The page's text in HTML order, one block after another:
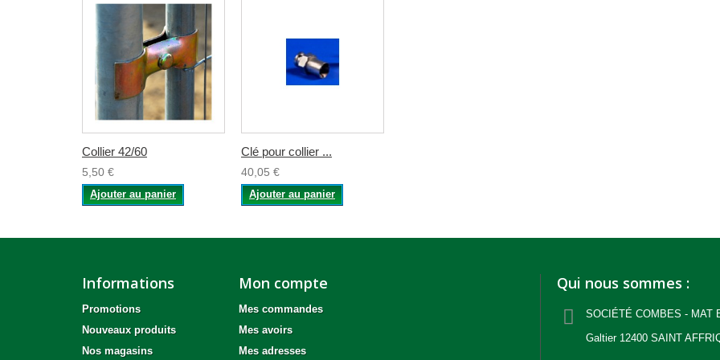
Collier 42/60
5,50 €
Ajouter au panier
Clé pour collier ...
40,05 €
Ajouter au panier
Informations
Promotions
Nouveaux produits
Nos magasins
Mon compte
Mes commandes
Mes avoirs
Mes adresses
Qui nous sommes :
SOCIÉTÉ COMBES - MAT
Galtier 12400 SAINT